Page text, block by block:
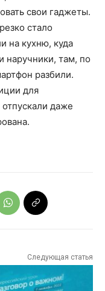
свои гаджеты.
стало
на кухню, куда
наручники, там, по
разбили.
для
даже
Следующая статья